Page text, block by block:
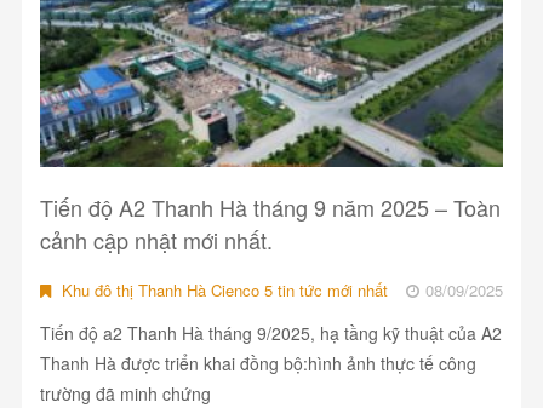
Tiến độ A2 Thanh Hà tháng 9 năm 2025 – Toàn
cảnh cập nhật mới nhất.
Khu đô thị Thanh Hà Cienco 5 tin tức mới nhất 08/09/2025
Tiến độ a2 Thanh Hà tháng 9/2025, hạ tầng kỹ thuật của A2
Thanh Hà được triển khai đồng bộ:hình ảnh thực tế công
trường đã minh chứng